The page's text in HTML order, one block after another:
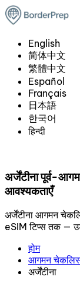
English
简体中文
繁體中文
Español
Français
日本語
한국어
हिन्दी
अर्जेंटीना पूर्व-
आवश्यकताएँ
अर्जेंटीना आगमन
eSIM टिप्स तक —
होम
आगमन
अर्जेंटीना